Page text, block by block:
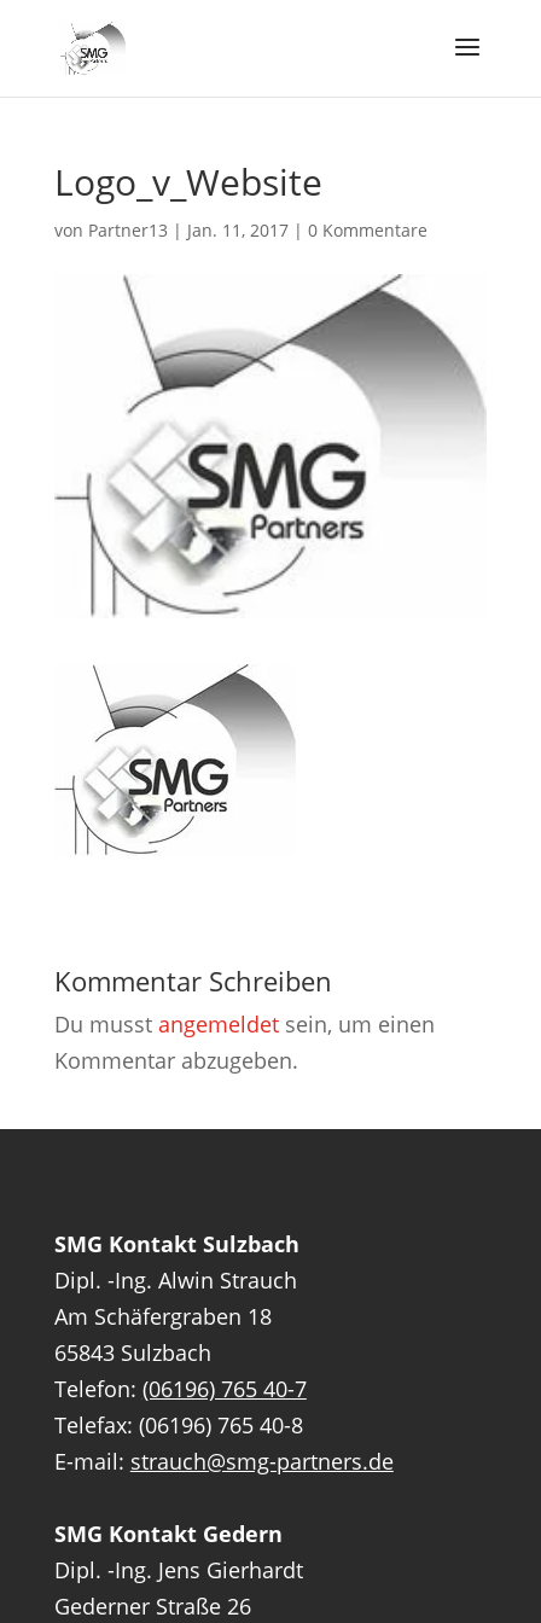
Logo_v_Website
von Partner13 | Jan. 11, 2017| 0 Kommentare
Kommentar Schreiben
Du musst angemeldetsein, um einen
Kommentar abzugeben.
SMG Kontakt Sulzbach
Dipl. -Ing. Alwin Strauch
Am Schäfergraben 18
65843 Sulzbach
Telefon: (06196) 765 40-7
Telefax: (06196) 765 40-8
E-mail: strauch@smg-partners.de
SMG Kontakt Gedern
Dipl. -Ing. Jens Gierhardt
Gederner Straße 26